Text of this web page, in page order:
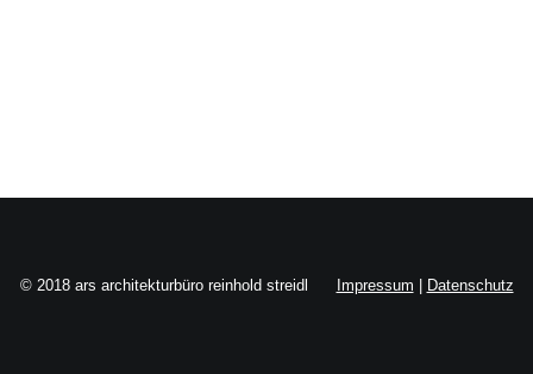
© 2018 ars architekturbüro reinhold streidl Impressum Datenschutz